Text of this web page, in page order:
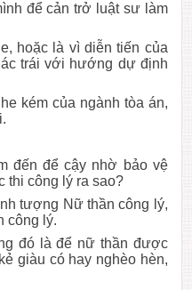
để cản trở luật sư làm
hoặc là vì diễn tiến của
trái với hướng dự định
kém của ngành tòa án,
đến để cậy nhờ bảo vệ
thi công lý ra sao?
tượng Nữ thần công lý,
công lý.
đó là để nữ thần được
giàu có hay nghèo hèn,